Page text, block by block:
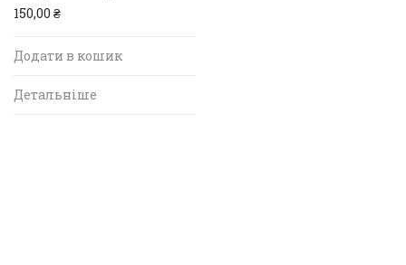
150,00 ₴
Додати в кошик
Детальніше